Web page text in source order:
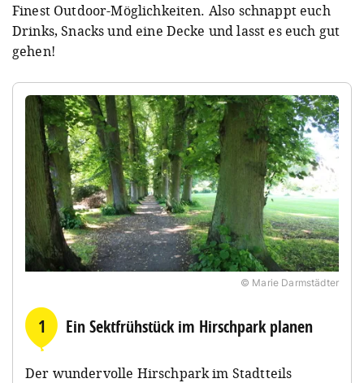
Finest Outdoor-Möglichkeiten. Also schnappt euch
Drinks, Snacks und eine Decke und lasst es euch gut
gehen!
© Marie Darmstädter
1 Ein Sektfrühstück im Hirschpark planen
Der wundervolle Hirschpark im Stadtteils